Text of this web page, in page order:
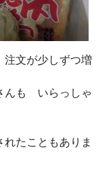
文が少しずつ増
んも いらっしゃ
たこともありま